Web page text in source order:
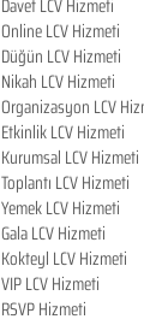
Davet LCV Hizmeti
Online LCV Hizmeti
Düğün LCV Hizmeti
Nikah LCV Hizmeti
Organizasyon LCV
Etkinlik LCV Hizmeti
Kurumsal LCV Hizmeti
Toplantı LCV Hizmeti
Yemek LCV Hizmeti
Gala LCV Hizmeti
Kokteyl LCV Hizmeti
VIP LCV Hizmeti
RSVP Hizmeti